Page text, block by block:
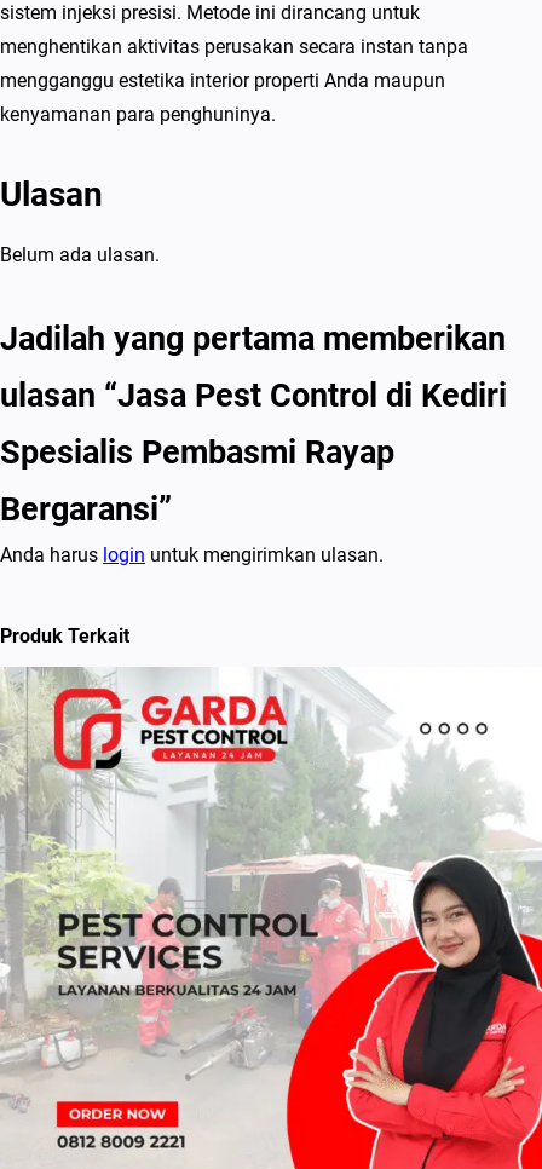
sistem injeksi presisi. Metode ini dirancang untuk
menghentikan aktivitas perusakan secara instan tanpa
mengganggu estetika interior properti Anda maupun
kenyamanan para penghuninya.
Ulasan
Belum ada ulasan.
Jadilah yang pertama memberikan
ulasan “Jasa Pest Control di Kediri
Spesialis Pembasmi Rayap
Bergaransi”
Anda harus login untuk mengirimkan ulasan.
Produk Terkait